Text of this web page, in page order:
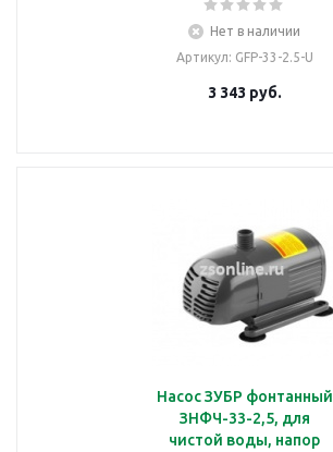
Нет в наличии
Артикул: GFP-33-2.5-U
3 343 руб.
Насос ЗУБР фонтанный
ЗНФЧ-33-2,5, для
чистой воды, напор